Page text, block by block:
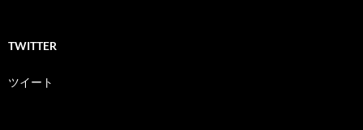
TWITTER
ツイート